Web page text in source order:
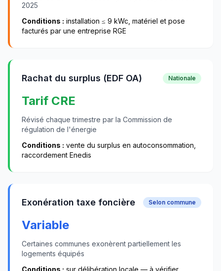
2025
Conditions : installation ≤ 9 kWc, matériel et pose
facturés par une entreprise RGE
Rachat du surplus (EDF OA) Nationale
Tarif CRE
Révisé chaque trimestre par la Commission de
régulation de l'énergie
Conditions : vente du surplus en autoconsommation,
raccordement Enedis
Exonération taxe foncière Selon commune
Variable
Certaines communes exonèrent partiellement les
logements équipés
Conditions : sur délibération locale — à vérifier